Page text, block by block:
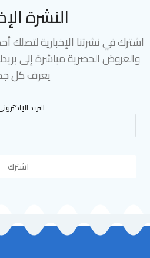
النشرة
اشترك في نشرتنا الإخبارية لتصلك
والعروض الحصرية مباشرة إلى
يعرف كل
البريد
اشترك